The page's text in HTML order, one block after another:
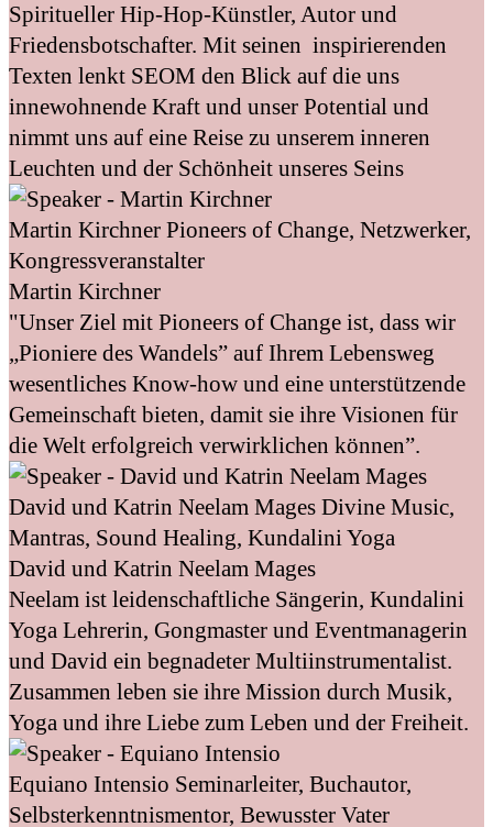
Spiritueller Hip-Hop-Künstler, Autor und
Friedensbotschafter. Mit seinen inspirierenden
Texten lenkt SEOM den Blick auf die uns
innewohnende Kraft und unser Potential und
nimmt uns auf eine Reise zu unserem inneren
Leuchten und der Schönheit unseres Seins
Martin Kirchner Pioneers of Change, Netzwerker,
Kongressveranstalter
Martin Kirchner
"Unser Ziel mit Pioneers of Change ist, dass wir
„Pioniere des Wandels” auf Ihrem Lebensweg
wesentliches Know-how und eine unterstützende
Gemeinschaft bieten, damit sie ihre Visionen für
die Welt erfolgreich verwirklichen können”.
David und Katrin Neelam Mages Divine Music,
Mantras, Sound Healing, Kundalini Yoga
David und Katrin Neelam Mages
Neelam ist leidenschaftliche Sängerin, Kundalini
Yoga Lehrerin, Gongmaster und Eventmanagerin
und David ein begnadeter Multiinstrumentalist.
Zusammen leben sie ihre Mission durch Musik,
Yoga und ihre Liebe zum Leben und der Freiheit.
Equiano Intensio Seminarleiter, Buchautor,
Selbsterkenntnismentor, Bewusster Vater